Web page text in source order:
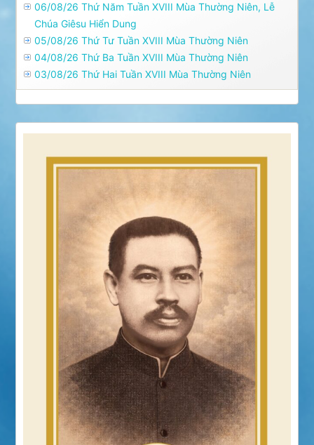
06/08/26 Thứ Năm Tuần XVIII Mùa Thường Niên, Lễ
Chúa Giêsu Hiển Dung
05/08/26 Thứ Tư Tuần XVIII Mùa Thường Niên
04/08/26 Thứ Ba Tuần XVIII Mùa Thường Niên
03/08/26 Thứ Hai Tuần XVIII Mùa Thường Niên